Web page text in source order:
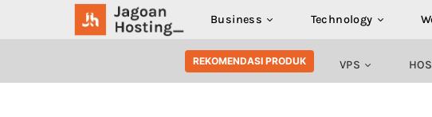
Business Technology
SEARCH FOR:
REKOMENDASI PRODUK VPS